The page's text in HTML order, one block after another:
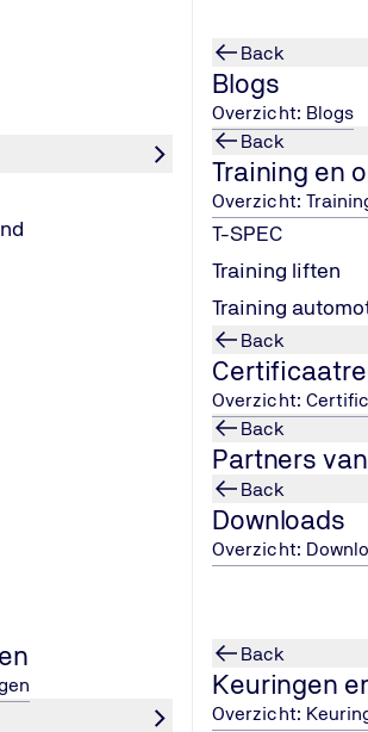
Back
Blogs
Overzicht: Blogs
Back
Training en
Overzicht:
T-SPEC
Training liften
Training
Back
Overzicht:
Back
Partners
Back
Downloads
Overzicht:
Back
Keuringen
Overzicht:
de basis voor ve
toekomstbestendige huisvesting van